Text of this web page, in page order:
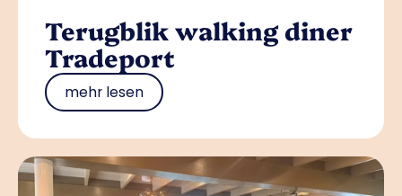
Terugblik walking diner
Tradeport
mehr lesen